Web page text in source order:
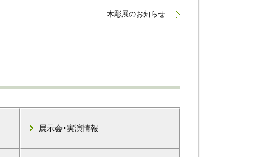
木彫展のお知らせ...
展示会･実演情報